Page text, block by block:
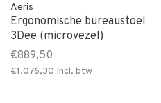
Aeris
Ergonomische bureaustoel
3Dee (microvezel)
€889,50
€1.076,30 Incl. btw